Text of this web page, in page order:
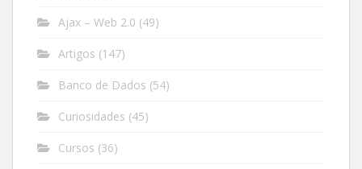
Ajax – Web 2.0 (49)
Artigos (147)
Banco de Dados (54)
Curiosidades (45)
Cursos (36)